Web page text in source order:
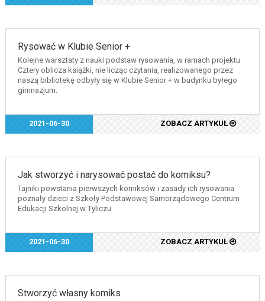
Rysować w Klubie Senior +
Kolejne warsztaty z nauki podstaw rysowania, w ramach projektu
Cztery oblicza książki, nie licząc czytania, realizowanego przez
naszą bibliotekę odbyły się w Klubie Senior + w budynku byłego
gimnazjum.
2021-06-30 ZOBACZ ARTYKUŁ
Jak stworzyć i narysować postać do komiksu?
Tajniki powstania pierwszych komiksów i zasady ich rysowania
poznały dzieci z Szkoły Podstawowej Samorządowego Centrum
Edukacji Szkolnej w Tyliczu.
2021-06-30 ZOBACZ ARTYKUŁ
Stworzyć własny komiks